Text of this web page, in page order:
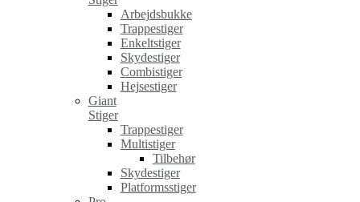
Arbejdsbukke
Trappestiger
Enkeltstiger
Skydestiger
Combistiger
Hejsestiger
Giant
Stiger
Trappestiger
Multistiger
Tilbehør
Skydestiger
Platformsstiger